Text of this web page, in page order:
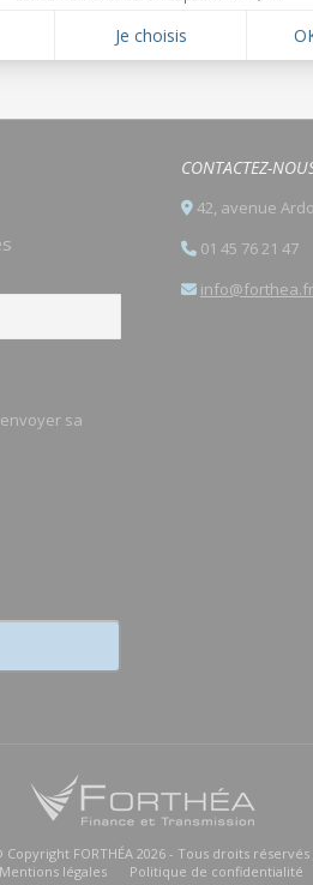
sa
CONTACTEZ-
42, avenue
01 45 76 21 47
info@forthea.fr
Copyright FORTHÉA 2026 - Tous droits réservés
Mentions légales
Politique de confidentialité